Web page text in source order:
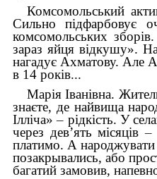
Комсомольський
Сильно підфарбовує
комсомольських
зараз яйця відкушу».
нагадує Ахматову. Але
в 14 років...
Марія Іванівна.
знаєте, де найвища
Ілліча»– рідкість. У
через дев’ять місяців–
платимо. А народжувати
позакрывались, або
багатий замовив,